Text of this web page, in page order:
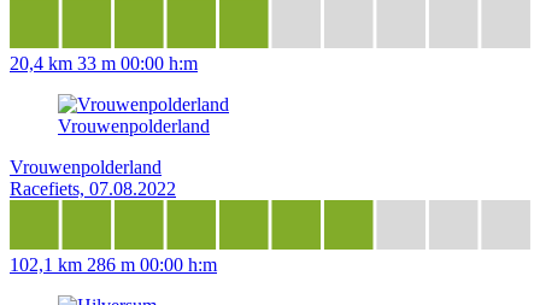
20,4 km 33 m 00:00 h:m
Vrouwenpolderland
Vrouwenpolderland
Racefiets, 07.08.2022
102,1 km 286 m 00:00 h:m